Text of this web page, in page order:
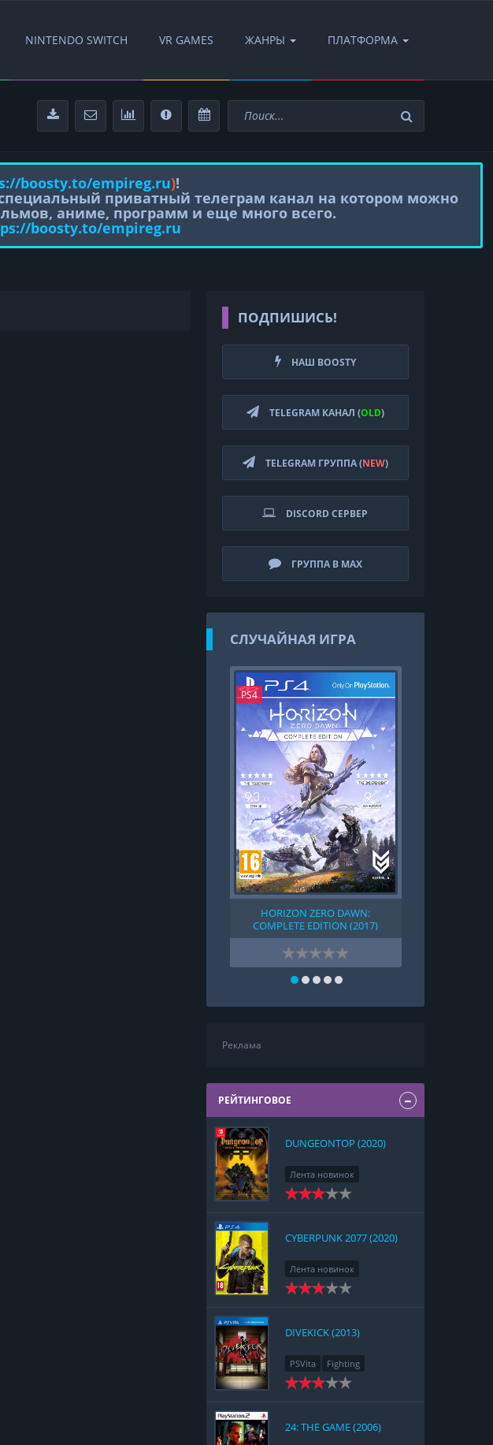
NINTENDO SWITCH VR GAMES ЖАНРЫ ПЛАТФОРМА
boosty.to/empireg.ru)!
приватный телеграм канал на котором можно
аниме, программ и еще много всего.
boosty.to/empireg.ru
ПОДПИШИСЬ!
НАШ BOOSTY
TELEGRAM КАНАЛ (OLD)
TELEGRAM ГРУППА (NEW)
DISCORD СЕРВЕР
ГРУППА В MAX
СЛУЧАЙНАЯ ИГРА
PS4
HORIZON ZERO DAWN:
COMPLETE EDITION (2017)
Реклама
РЕЙТИНГОВОЕ
DUNGEONTOP (2020)
Лента новинок
Nintendo Switch
CYBERPUNK 2077 (2020)
Лента новинок
PlayStation 4
DIVEKICK (2013)
PSVita Fighting
24: THE GAME (2006)